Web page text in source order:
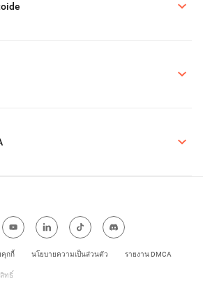
คุกกี้ นโยบายความเป็นส่วนตัว รายงาน DMCA
ทธิ์